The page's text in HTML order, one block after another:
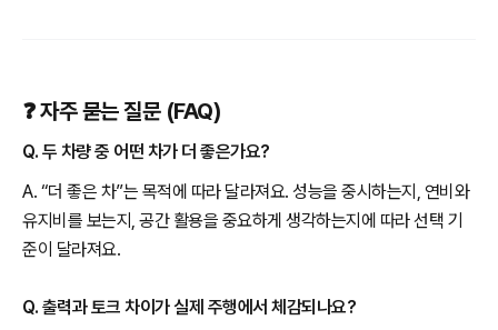
❓ 자주 묻는 질문 (FAQ)
Q. 두 차량 중 어떤 차가 더 좋은가요?
A. “더 좋은 차”는 목적에 따라 달라져요. 성능을 중시하는지, 연비와
유지비를 보는지, 공간 활용을 중요하게 생각하는지에 따라 선택 기
준이 달라져요.
Q. 출력과 토크 차이가 실제 주행에서 체감되나요?